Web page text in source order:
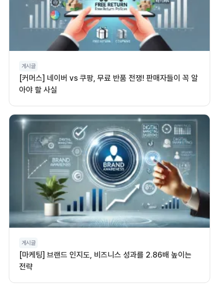
게시글
[커머스] 네이버 vs 쿠팡, 무료 반품 전쟁! 판매자들이 꼭 알
아야 할 사실
게시글
[마케팅] 브랜드 인지도, 비즈니스 성과를 2.86배 높이는
전략